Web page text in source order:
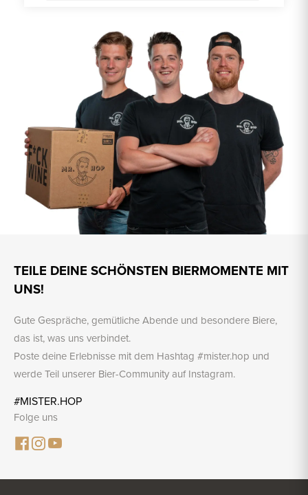
TEILE DEINE SCHÖNSTEN BIERMOMENTE MIT
UNS!
Gute Gespräche, gemütliche Abende und besondere Biere,
das ist, was uns verbindet.
Poste deine Erlebnisse mit dem Hashtag #mister.hop und
werde Teil unserer Bier-Community auf Instagram.
#MISTER.HOP
Folge uns